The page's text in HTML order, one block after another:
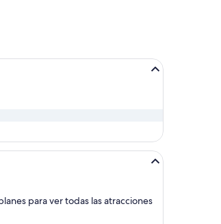
para ver todas las atracciones